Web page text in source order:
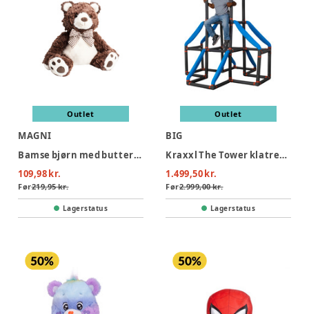
Outlet
MAGNI
Bamse bjørn med butterfly, 25 cm
109,98 kr.
Før219,95 kr.
Lagerstatus
Outlet
BIG
Kraxxl The Tower klatretårn
1.499,50 kr.
Før2.999,00 kr.
Lagerstatus